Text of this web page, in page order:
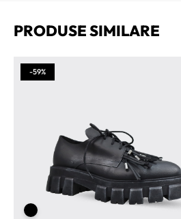
PRODUSE SIMILARE
-59%